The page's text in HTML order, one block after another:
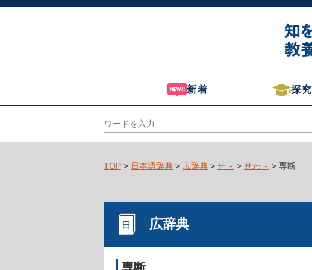
新着 探究
TOP > 日本語辞典 > 広辞典 > せ～ > せわ～ > 専断
広辞典